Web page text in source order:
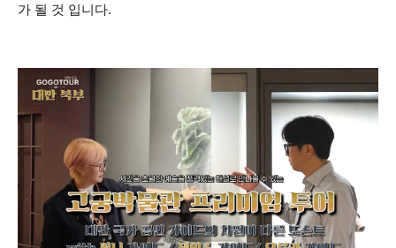
가 될 것 입니다.